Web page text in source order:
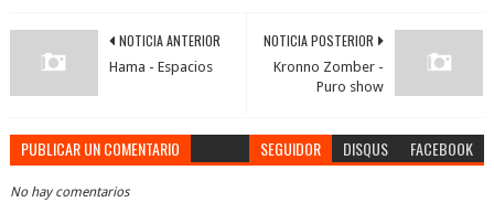
NOTICIA POSTERIOR
Kronno Zomber -
Puro show
NOTICIA ANTERIOR
Hama - Espacios
PUBLICAR UN COMENTARIO SEGUIDOR DISQUS FACEBOOK
No hay comentarios